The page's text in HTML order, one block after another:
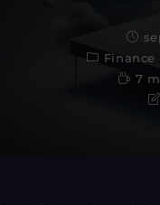
Finance
7